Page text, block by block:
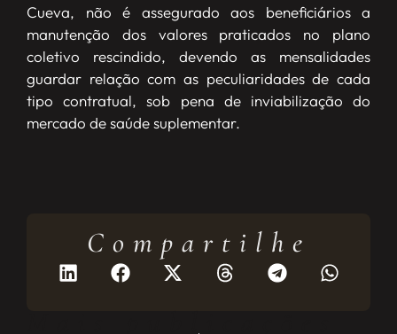
Cueva, não é assegurado aos beneficiários a
manutenção dos valores praticados no plano
coletivo rescindido, devendo as mensalidades
guardar relação com as peculiaridades de cada
tipo contratual, sob pena de inviabilização do
mercado de saúde suplementar.
Compartilhe